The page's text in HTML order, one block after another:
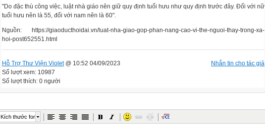
"Do đặc thù công việc, luật nhà giáo nên giữ quy định tuổi hưu như quy định trước đây. Đối với nữ
tuổi hưu nên là 55, đối với nam nên là 60".
Nguồn: https://giaoducthoidai.vn/luat-nha-giao-gop-phan-nang-cao-vi-the-nguoi-thay-trong-xa-
hoi-post652551.html
Nhắn tin cho tác giả
Hỗ Trợ Thư Viện Violet@ 10:52 04/09/2023
Số lượt xem: 10987
Số lượt thích: 0 người
Kích thước font